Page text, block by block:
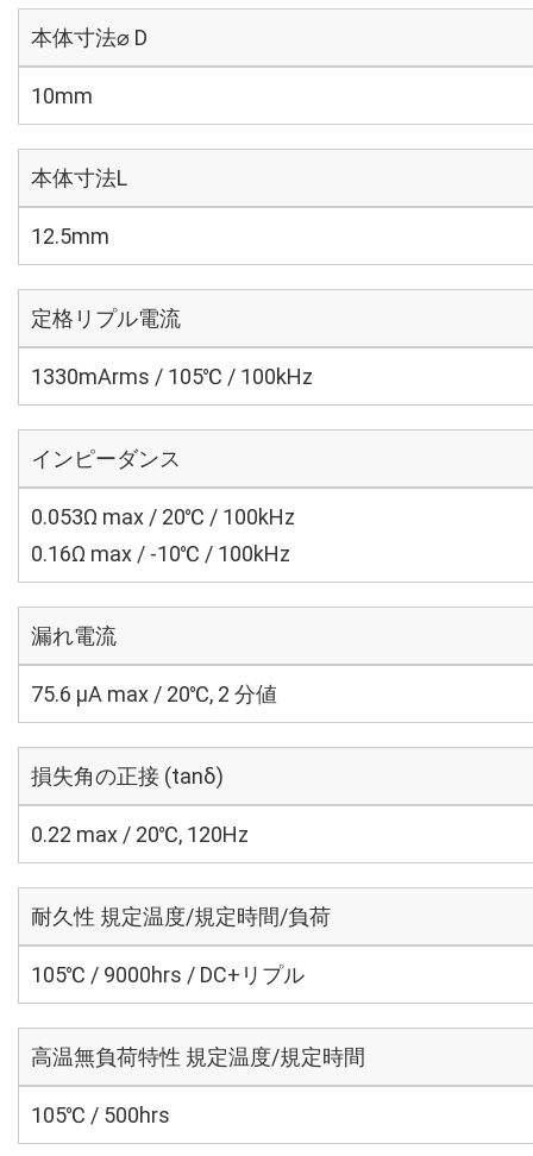
本体寸法⌀ D
10mm
本体寸法L
12.5mm
定格リプル電流
1330mArms / 105℃ / 100kHz
インピーダンス
0.053Ω max / 20℃ / 100kHz
0.16Ω max / -10℃ / 100kHz
漏れ電流
75.6 μA max / 20℃, 2 分値
損失角の正接 (tanδ)
0.22 max / 20℃, 120Hz
耐久性 規定温度/規定時間/負荷
105℃ / 9000hrs / DC+リプル
高温無負荷特性 規定温度/規定時間
105℃ / 500hrs